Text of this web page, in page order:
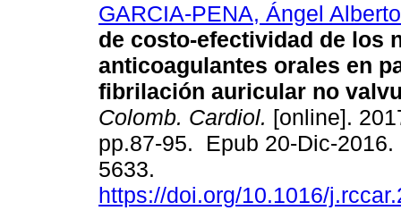
GARCIA-PENA, Ángel Alberto
de costo-efectividad de los
anticoagulantes orales en
fibrilación auricular no
Colomb. Cardiol. [online].
pp.87-95. Epub 20-Dic-2016.
5633.
https://doi.org/10.1016/